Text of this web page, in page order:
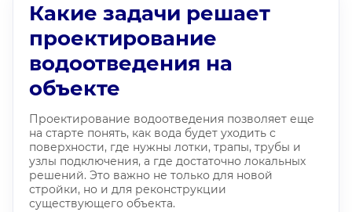
Какие задачи решает
проектирование
водоотведения на
объекте
Проектирование водоотведения позволяет еще
на старте понять, как вода будет уходить с
поверхности, где нужны лотки, трапы, трубы и
узлы подключения, а где достаточно локальных
решений. Это важно не только для новой
стройки, но и для реконструкции
существующего объекта.